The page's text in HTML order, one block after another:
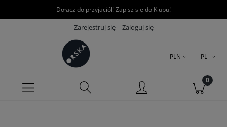
Dołącz do przyjaciół! Zapisz się do Klubu!
Zarejestruj się Zaloguj się
PLN PL